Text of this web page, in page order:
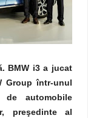
BMW i3 a jucat
Group într-unul
automobile
preşedinte al